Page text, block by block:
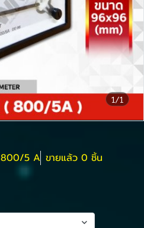
1/1
800/5 A ขายแล้ว 0 ชิ้น